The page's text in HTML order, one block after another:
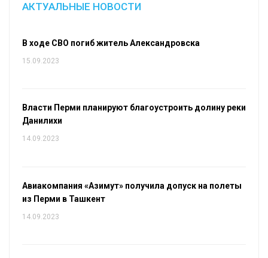
АКТУАЛЬНЫЕ НОВОСТИ
В ходе СВО погиб житель Александровска
15.09.2023
Власти Перми планируют благоустроить долину реки
Данилихи
14.09.2023
Авиакомпания «Азимут» получила допуск на полеты
из Перми в Ташкент
14.09.2023